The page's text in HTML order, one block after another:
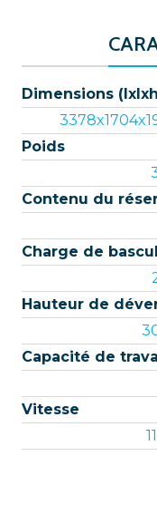
Dimensions
Poids
Contenu du
Charge de
Hauteur de
Capacité de
Vitesse